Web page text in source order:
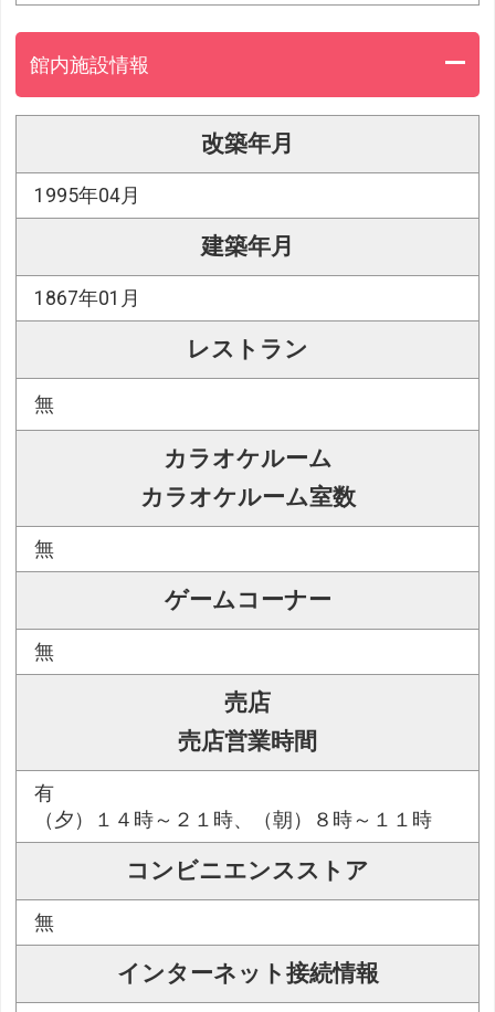
館内施設情報
改築年月
1995年04月
建築年月
1867年01月
レストラン
無
カラオケルーム
カラオケルーム室数
無
ゲームコーナー
無
売店
売店営業時間
有
（夕）１４時～２１時、（朝）８時～１１時
コンビニエンスストア
無
インターネット接続情報